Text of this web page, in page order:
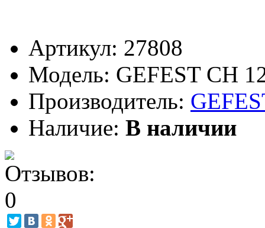
Артикул: 27808
Модель: GEFEST СН
Производитель:
Наличие: В наличии